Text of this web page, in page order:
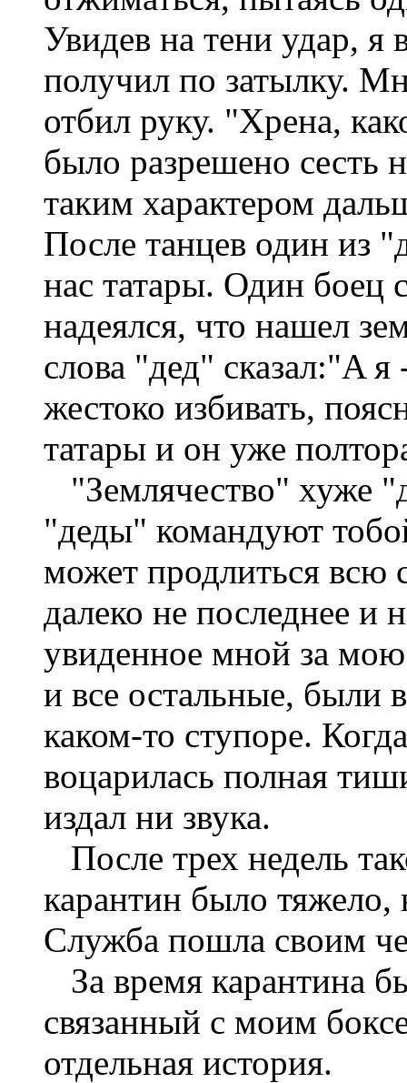
Увидев на тени удар, я
получил по затылку.
отбил руку. "Хрена,
было разрешено сесть
таким характером
После танцев один из
нас татары. Один боец
надеялся, что нашел
слова "дед" сказал:"A я
жестоко избивать,
татары и он уже
"Землячество" хуже
"деды" командуют
может продлиться всю
далеко не последнее и
увиденное мной за
и все остальные, были
каком-то ступоре.
воцарилась полная
издал ни звука.
После трех недель
карантин было тяжело,
Служба пошла своим
За время карантина
связанный с моим
отдельная история.